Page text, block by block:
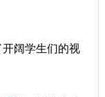
阔学生们的视